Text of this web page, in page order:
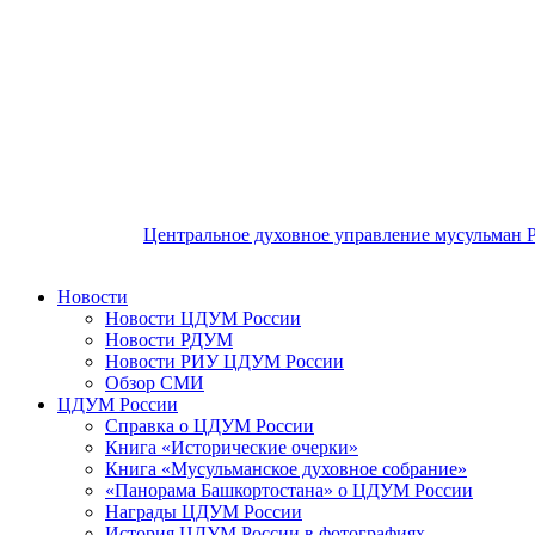
Центральное духовное управление мусульман
Новости
Новости ЦДУМ России
Новости РДУМ
Новости РИУ ЦДУМ России
Обзор СМИ
ЦДУМ России
Справка о ЦДУМ России
Книга «Исторические очерки»
Книга «Мусульманское духовное собрание»
«Панорама Башкортостана» о ЦДУМ России
Награды ЦДУМ России